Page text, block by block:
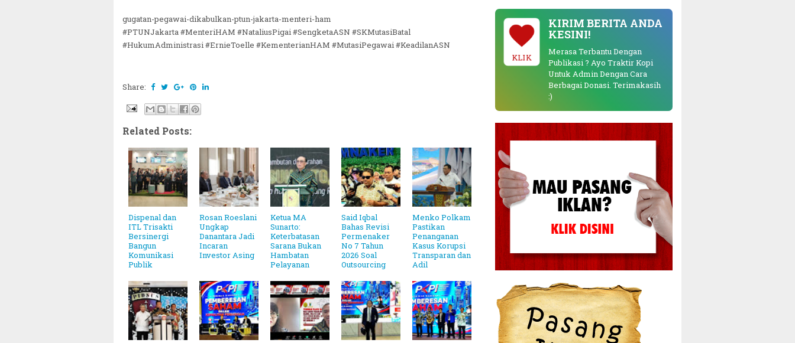
gugatan-pegawai-dikabulkan-ptun-jakarta-menteri-ham
#PTUNJakarta #MenteriHAM #NataliusPigai #SengketaASN #SKMutasiBatal
#HukumAdministrasi #ErnieToelle #KementerianHAM #MutasiPegawai #KeadilanASN
Share:
Related Posts:
Dispenal dan
ITL Trisakti
Bersinergi
Bangun
Komunikasi
Publik
Rosan Roeslani
Ungkap
Danantara Jadi
Incaran
Investor Asing
Ketua MA
Sunarto:
Keterbatasan
Sarana Bukan
Hambatan
Pelayanan
Said Iqbal
Bahas Revisi
Permenaker
No 7 Tahun
2026 Soal
Outsourcing
Menko Polkam
Pastikan
Penanganan
Kasus Korupsi
Transparan dan
Adil
KLIK
KIRIM BERITA ANDA
KESINI!
Merasa Terbantu Dengan
Publikasi ? Ayo Traktir Kopi
Untuk Admin Dengan Cara
Berbagai Donasi. Terimakasih
:)